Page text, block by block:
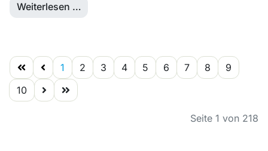
Weiterlesen …
1 2 3 4 5 6 7 8
9
10
Seite 1 von 218